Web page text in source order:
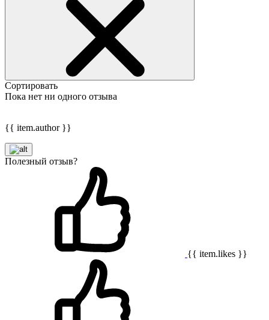
Сортировать
Пока нет ни одного отзыва
{{ item.author }}
Полезный отзыв?
{{ item.likes }}